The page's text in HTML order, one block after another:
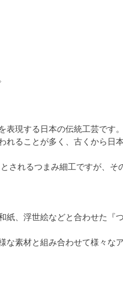
現する日本の伝統工芸です。
ることが多く、古くから日
れるつまみ細工ですが、そ
、浮世絵などと合わせた『
素材と組み合わせて様々な